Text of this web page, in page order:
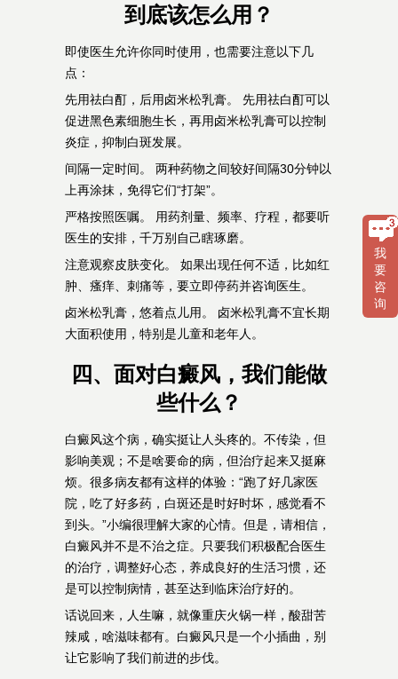
到底该怎么用？
即使医生允许你同时使用，也需要注意以下几
点：
先用祛白酊，后用卤米松乳膏。 先用祛白酊可以
促进黑色素细胞生长，再用卤米松乳膏可以控制
炎症，抑制白斑发展。
间隔一定时间。 两种药物之间较好间隔30分钟以
上再涂抹，免得它们“打架”。
严格按照医嘱。 用药剂量、频率、疗程，都要听
医生的安排，千万别自己瞎琢磨。
注意观察皮肤变化。 如果出现任何不适，比如红
肿、瘙痒、刺痛等，要立即停药并咨询医生。
卤米松乳膏，悠着点儿用。 卤米松乳膏不宜长期
大面积使用，特别是儿童和老年人。
四、面对白癜风，我们能做
些什么？
白癜风这个病，确实挺让人头疼的。不传染，但
影响美观；不是啥要命的病，但治疗起来又挺麻
烦。很多病友都有这样的体验：“跑了好几家医
院，吃了好多药，白斑还是时好时坏，感觉看不
到头。”小编很理解大家的心情。但是，请相信，
白癜风并不是不治之症。只要我们积极配合医生
的治疗，调整好心态，养成良好的生活习惯，还
是可以控制病情，甚至达到临床治疗好的。
话说回来，人生嘛，就像重庆火锅一样，酸甜苦
辣咸，啥滋味都有。白癜风只是一个小插曲，别
让它影响了我们前进的步伐。
我
要
咨
询